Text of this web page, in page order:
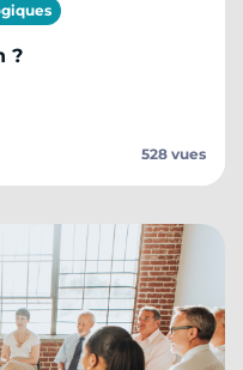
?
528 vues